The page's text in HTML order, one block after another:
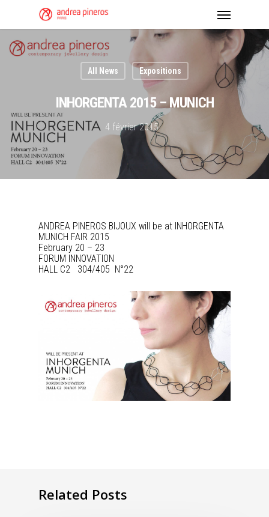
All News Expositions
INHORGENTA 2015 – MUNICH
4 février 2015
ANDREA PINEROS BIJOUX will be at INHORGENTA
MUNICH FAIR 2015
February 20 – 23
FORUM INNOVATION
HALL C2 304/405 N°22
Related Posts